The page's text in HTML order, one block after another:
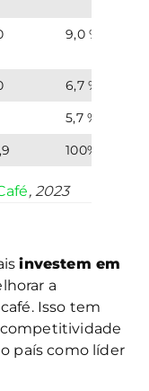
9,0 %
6,7 %
5,7 %
100%
, 2023
investem em
a
Isso tem
país como líder